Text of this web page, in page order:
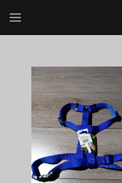
Ga
hoofdinhoud